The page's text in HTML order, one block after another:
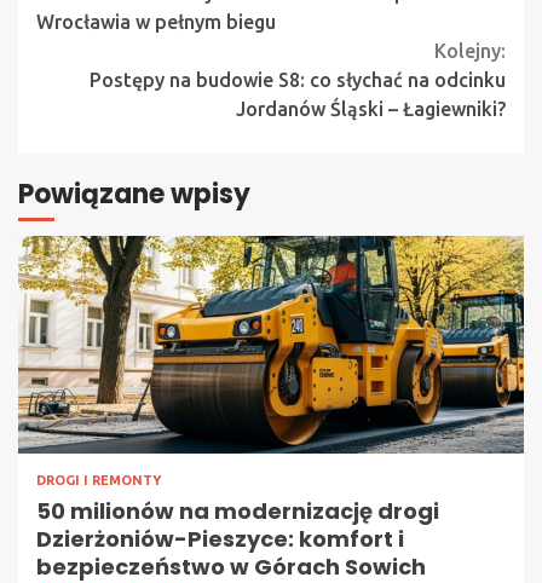
Reading
Wrocławia w pełnym biegu
Kolejny:
Postępy na budowie S8: co słychać na odcinku
Jordanów Śląski – Łagiewniki?
Powiązane wpisy
DROGI I REMONTY
50 milionów na modernizację drogi
Dzierżoniów-Pieszyce: komfort i
bezpieczeństwo w Górach Sowich